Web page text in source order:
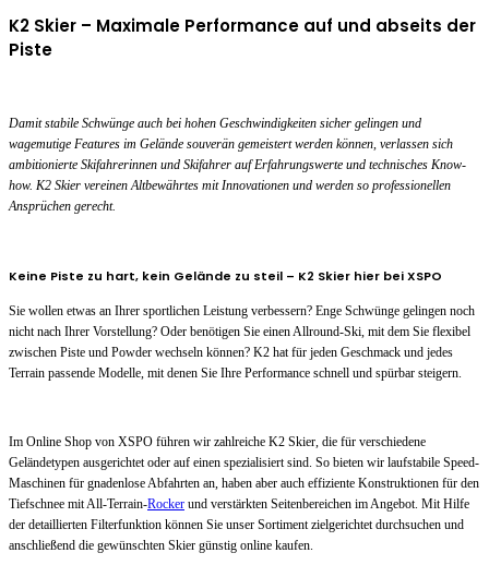
K2 Skier – Maximale Performance auf und abseits der
Piste
Damit stabile Schwünge auch bei hohen Geschwindigkeiten sicher gelingen und
wagemutige Features im Gelände souverän gemeistert werden können, verlassen sich
ambitionierte Skifahrerinnen und Skifahrer auf Erfahrungswerte und technisches Know-
how. K2 Skier vereinen Altbewährtes mit Innovationen und werden so professionellen
Ansprüchen gerecht.
Keine Piste zu hart, kein Gelände zu steil – K2 Skier hier bei XSPO
Sie wollen etwas an Ihrer sportlichen Leistung verbessern? Enge Schwünge gelingen noch
nicht nach Ihrer Vorstellung? Oder benötigen Sie einen Allround-Ski, mit dem Sie flexibel
zwischen Piste und Powder wechseln können? K2 hat für jeden Geschmack und jedes
Terrain passende Modelle, mit denen Sie Ihre Performance schnell und spürbar steigern.
Im Online Shop von XSPO führen wir zahlreiche K2 Skier, die für verschiedene
Geländetypen ausgerichtet oder auf einen spezialisiert sind. So bieten wir laufstabile Speed-
Maschinen für gnadenlose Abfahrten an, haben aber auch effiziente Konstruktionen für den
Tiefschnee mit All-Terrain-Rocker und verstärkten Seitenbereichen im Angebot. Mit Hilfe
der detaillierten Filterfunktion können Sie unser Sortiment zielgerichtet durchsuchen und
anschließend die gewünschten Skier günstig online kaufen.